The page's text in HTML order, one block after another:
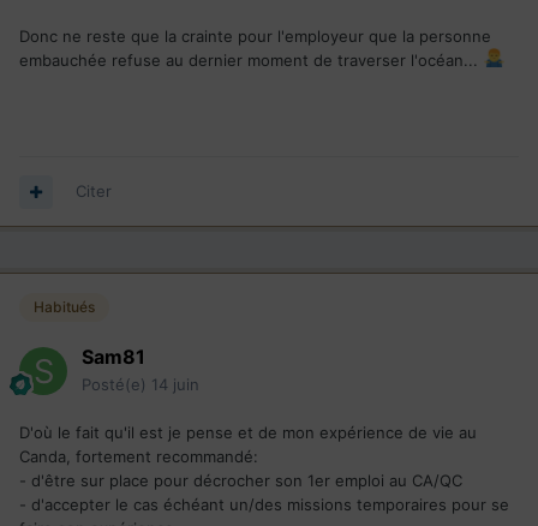
Donc ne reste que la crainte pour l'employeur que la personne
embauchée refuse au dernier moment de traverser l'océan...
Citer
Habitués
Sam81
Posté(e) 14 juin
D'où le fait qu'il est je pense et de mon expérience de vie au
Canda, fortement recommandé:
- d'être sur place pour décrocher son 1er emploi au CA/QC
- d'accepter le cas échéant un/des missions temporaires pour se